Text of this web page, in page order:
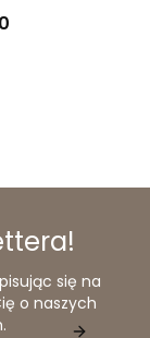
się na
o naszych